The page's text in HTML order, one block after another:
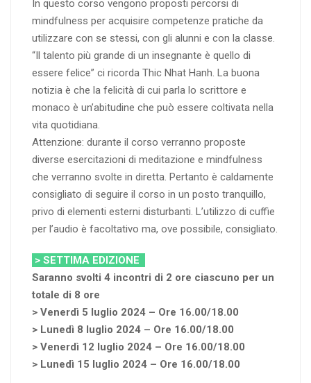
In questo corso vengono proposti percorsi di
mindfulness per acquisire competenze pratiche da
utilizzare con se stessi, con gli alunni e con la classe.
“Il talento più grande di un insegnante è quello di
essere felice” ci ricorda Thic Nhat Hanh. La buona
notizia è che la felicità di cui parla lo scrittore e
monaco è un’abitudine che può essere coltivata nella
vita quotidiana.
Attenzione: durante il corso verranno proposte
diverse esercitazioni di meditazione e mindfulness
che verranno svolte in diretta. Pertanto è caldamente
consigliato di seguire il corso in un posto tranquillo,
privo di elementi esterni disturbanti. L’utilizzo di cuffie
per l’audio è facoltativo ma, ove possibile, consigliato.
> SETTIMA EDIZIONE
Saranno svolti 4 incontri di 2 ore ciascuno per un
totale di 8 ore
> Venerdì 5 luglio 2024 – Ore 16.00/18.00
> Lunedì 8 luglio 2024 – Ore 16.00/18.00
> Venerdì 12 luglio 2024 – Ore 16.00/18.00
> Lunedì 15 luglio 2024 – Ore 16.00/18.00